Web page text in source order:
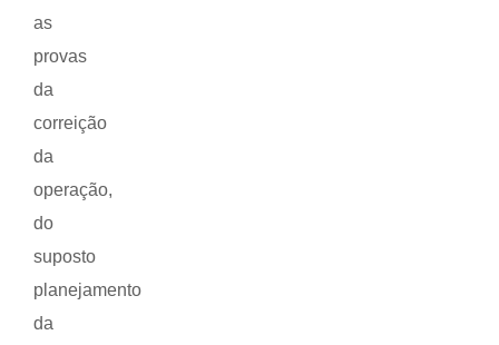
as
provas
da
correição
da
operação,
do
suposto
planejamento
da